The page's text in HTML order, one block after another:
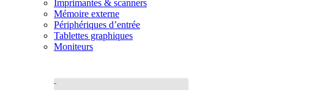
Imprimantes & scanners
Mémoire externe
Périphériques d’entrée
Tablettes graphiques
Moniteurs